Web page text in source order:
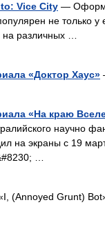
Vice City —
не только
на различных …
«Доктор Хаус»
«На краю
научно
на экраны с 19
…
(Annoyed Grunt)